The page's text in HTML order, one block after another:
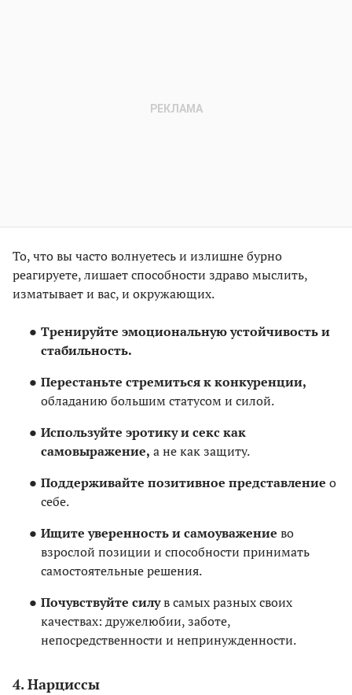
То, что вы часто волнуетесь и излишне бурно
реагируете, лишает способности здраво мыслить,
изматывает и вас, и окружающих.
Тренируйте эмоциональную устойчивость и
стабильность.
Перестаньте стремиться к конкуренции,
обладанию большим статусом и силой.
Используйте эротику и секс как
самовыражение, а не как защиту.
Поддерживайте позитивное представление о
себе.
Ищите уверенность и самоуважение во
взрослой позиции и способности принимать
самостоятельные решения.
Почувствуйте силув самых разных своих
качествах: дружелюбии, заботе,
непосредственности и непринужденности.
4. Нарциссы